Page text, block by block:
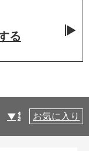
る
製品仕様
お気に入り